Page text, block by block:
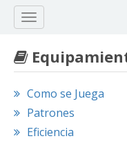
Como se Juega
Patrones
Eficiencia